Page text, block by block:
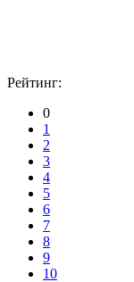
Рейтинг:
0
1
2
3
4
5
6
7
8
9
10